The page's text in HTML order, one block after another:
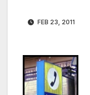
FEB 23, 2011